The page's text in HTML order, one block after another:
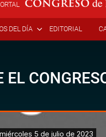
DEL DÍA EDITORIAL
EL